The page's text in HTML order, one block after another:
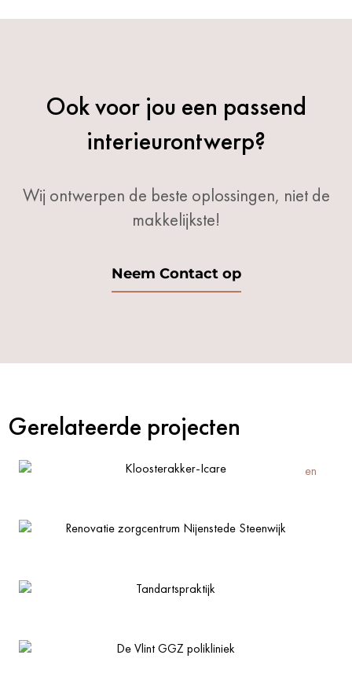
Ook voor jou een passend
interieurontwerp?
Wij ontwerpen de beste oplossingen, niet de
makkelijkste!
Neem Contact op
Gerelateerde projecten
Kloosterakker-Icare
Renovatie zorgcentrum Nijenstede Steenwijk
Tandartspraktijk
De Vlint GGZ polikliniek